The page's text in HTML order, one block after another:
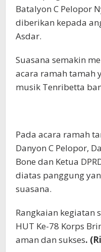
Batalyon C Pelopor
diberikan kepada
Asdar.
Suasana semakin
acara ramah tamah
musik Tenribetta
Pada acara ramah
Danyon C Pelopor,
Bone dan Ketua
diatas panggung
suasana.
Rangkaian kegiatan
HUT Ke-78 Korps
aman dan sukses.